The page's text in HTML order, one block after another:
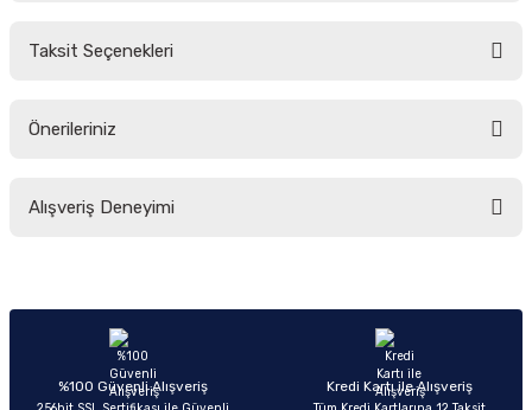
Taksit Seçenekleri
Önerileriniz
yetersiz gördüğünüz noktaları öneri formunu kullanarak tarafımıza
Ürün açıklamasında eksik bilgiler bulunuyor.
Ürün bilgilerinde hatalar bulunuyor.
Alışveriş Deneyimi
Sitemize ilk yorumu siz yapın!
%100 Güvenli Alışveriş Kredi Kartı ile Alışveriş